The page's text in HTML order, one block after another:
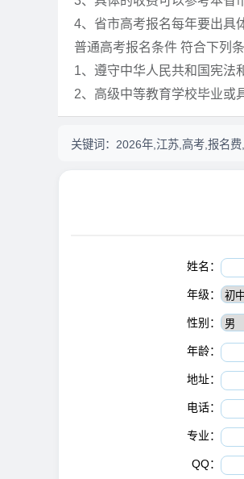
4、省市高考报名每年要出具
普通高考报名条件 符合下列
1、遵守中华人民共和国宪法
2、高级中等教育学校毕业或
关键词： 2026年,江苏,高考,报名
姓名：
年级：
性别：
年龄：
地址：
电话：
专业：
QQ：